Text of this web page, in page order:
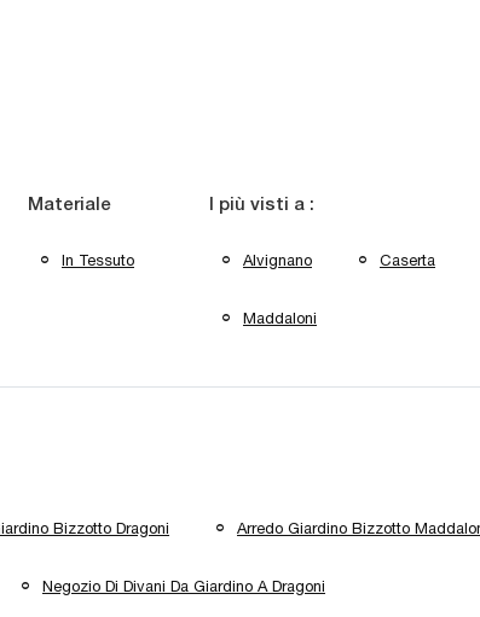
Materiale
In Tessuto
I più visti a :
Alvignano Caserta
Maddaloni
Bizzotto Dragoni Arredo Giardino Bizzotto
Negozio Di Divani Da Giardino A Dragoni